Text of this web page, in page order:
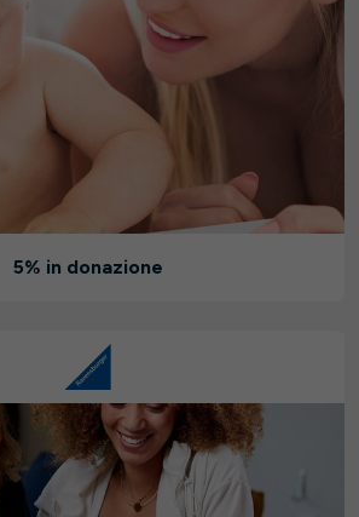
5% in donazione